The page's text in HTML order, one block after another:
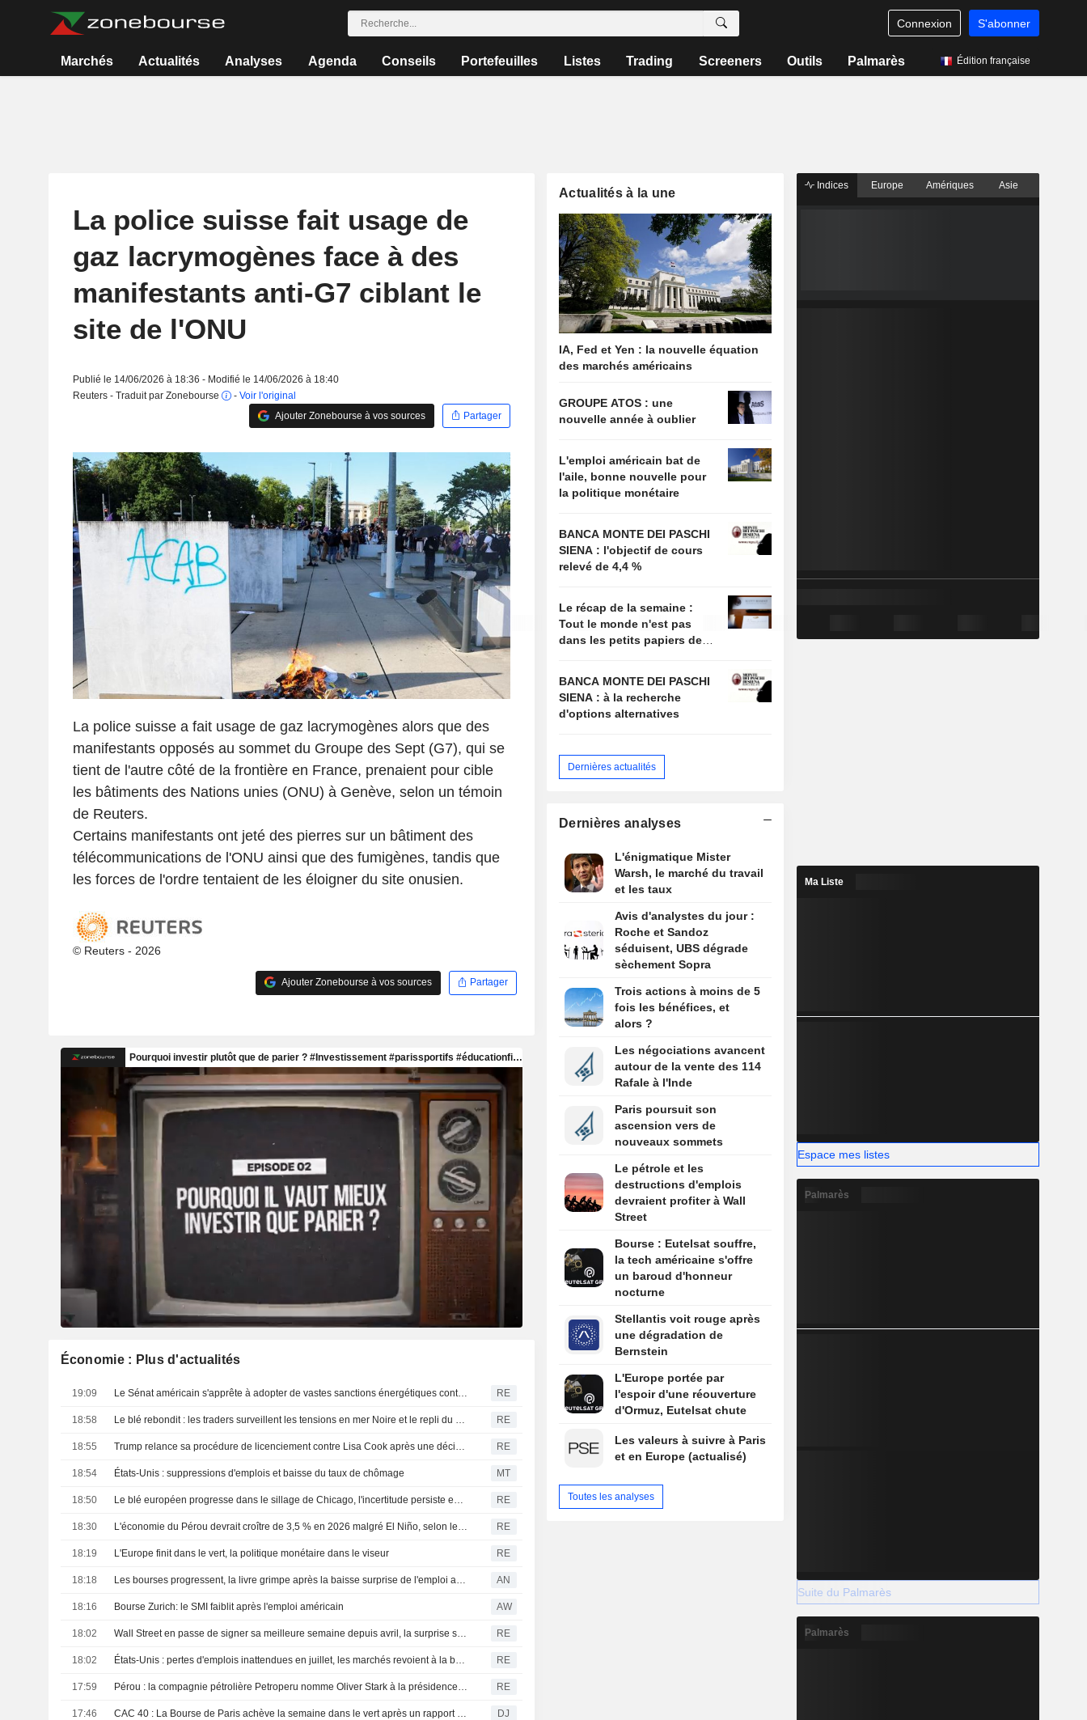
Connexion S'abonner
Marchés Actualités Analyses Agenda Conseils Portefeuilles Listes Trading Screeners Outils Palmarès Édition française
La police suisse fait usage de
gaz lacrymogènes face à des
manifestants anti-G7 ciblant le
site de l'ONU
Publié le 14/06/2026 à 18:36 - Modifié le 14/06/2026 à 18:40
Reuters - Traduit par Zonebourse
- Voir l'original
Ajouter Zonebourse à vos sources
Partager
La police suisse a fait usage de gaz lacrymogènes alors que des
manifestants opposés au sommet du Groupe des Sept (G7), qui se
tient de l'autre côté de la frontière en France, prenaient pour cible
les bâtiments des Nations unies (ONU) à Genève, selon un témoin
de Reuters.
Certains manifestants ont jeté des pierres sur un bâtiment des
télécommunications de l'ONU ainsi que des fumigènes, tandis que
les forces de l'ordre tentaient de les éloigner du site onusien.
© Reuters - 2026
Ajouter Zonebourse à vos sources Partager
Économie : Plus d'actualités
19:09 RE
18:58 RE
18:55 RE
18:54 États-Unis : suppressions d'emplois et baisse du taux de chômage MT
18:50 RE
18:30 RE
18:19 L'Europe finit dans le vert, la politique monétaire dans le viseur RE
18:18 AN
18:16 Bourse Zurich: le SMI faiblit après l'emploi américain AW
18:02 RE
18:02 RE
17:59 RE
17:46 DJ
Actualités à la une
IA, Fed et Yen : la nouvelle équation
des marchés américains
GROUPE ATOS : une
nouvelle année à oublier
L'emploi américain bat de
l'aile, bonne nouvelle pour
la politique monétaire
BANCA MONTE DEI PASCHI
SIENA : l'objectif de cours
relevé de 4,4 %
Le récap de la semaine :
Tout le monde n'est pas
dans les petits papiers de
BANCA MONTE DEI PASCHI
SIENA : à la recherche
d'options alternatives
Dernières actualités
Dernières analyses
L'énigmatique Mister
Warsh, le marché du travail
et les taux
Avis d'analystes du jour :
Roche et Sandoz
séduisent, UBS dégrade
sèchement Sopra
Trois actions à moins de 5
fois les bénéfices, et
alors ?
Les négociations avancent
autour de la vente des 114
Rafale à l'Inde
Paris poursuit son
ascension vers de
nouveaux sommets
Le pétrole et les
destructions d'emplois
devraient profiter à Wall
Street
Bourse : Eutelsat souffre,
la tech américaine s'offre
un baroud d'honneur
nocturne
Stellantis voit rouge après
une dégradation de
Bernstein
L'Europe portée par
l'espoir d'une réouverture
d'Ormuz, Eutelsat chute
Les valeurs à suivre à Paris
et en Europe (actualisé)
Toutes les analyses
Indices Europe Amériques Asie
Ma Liste
Espace mes listes
Palmarès
Suite du Palmarès
Palmarès